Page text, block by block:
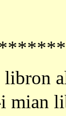
libron